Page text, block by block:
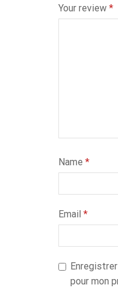
Your review *
Name *
Email *
pour mon